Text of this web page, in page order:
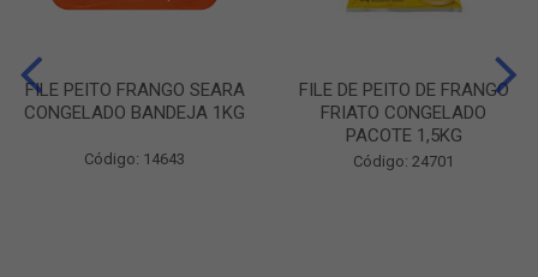
FILE PEITO FRANGO SEARA
CONGELADO BANDEJA 1KG
Código: 14643
FILE DE PEITO DE FRANGO
FRIATO CONGELADO
PACOTE 1,5KG
Código: 24701